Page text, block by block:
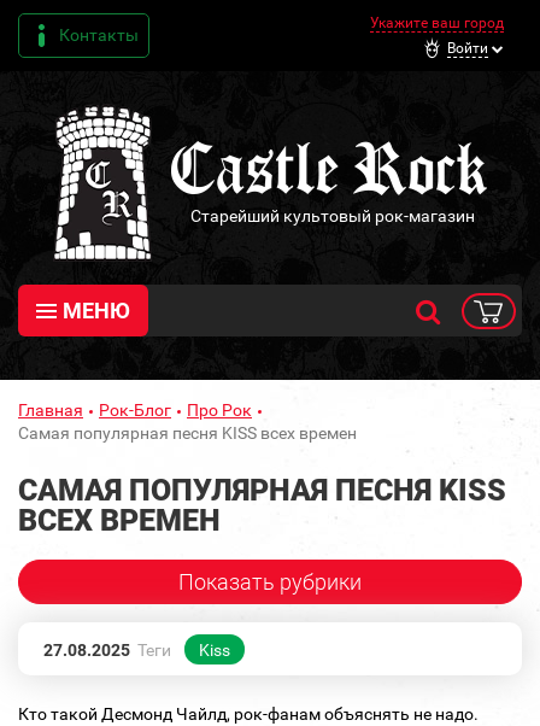
Контакты
Укажите ваш город
Войти
Старейший культовый рок-магазин
МЕНЮ
Главная Рок-Блог
Про Рок
Самая популярная песня KISS всех времен
САМАЯ ПОПУЛЯРНАЯ ПЕСНЯ KISS
ВСЕХ ВРЕМЕН
Показать рубрики
27.08.2025 Теги Kiss
Кто такой Десмонд Чайлд, рок-фанам объяснять не надо.